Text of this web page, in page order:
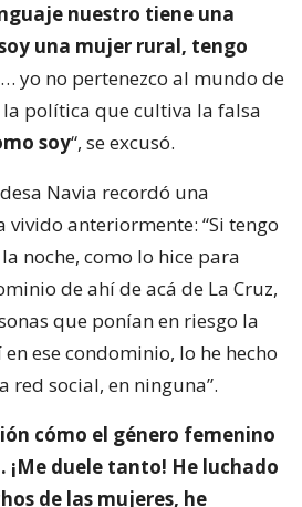
nuestro tiene una
una mujer rural, tengo
… yo no pertenezco al mundo de
la política que cultiva la falsa
soy“, se excusó.
Navia recordó una
anteriormente: “Si tengo
noche, como lo hice para
de ahí de acá de La Cruz,
que ponían en riesgo la
ese condominio, lo he hecho
red social, en ninguna”.
cómo el género femenino
¡Me duele tanto! He luchado
de las mujeres, he